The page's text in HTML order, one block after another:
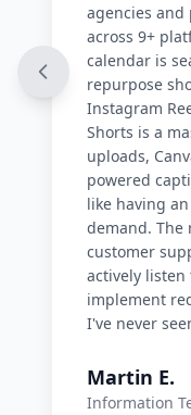
agencies and
across 9+
calendar is
repurpose
Instagram
Shorts is a
uploads,
powered
like having
demand. The
customer
actively listen
implement
I've never
Martin E.
Information